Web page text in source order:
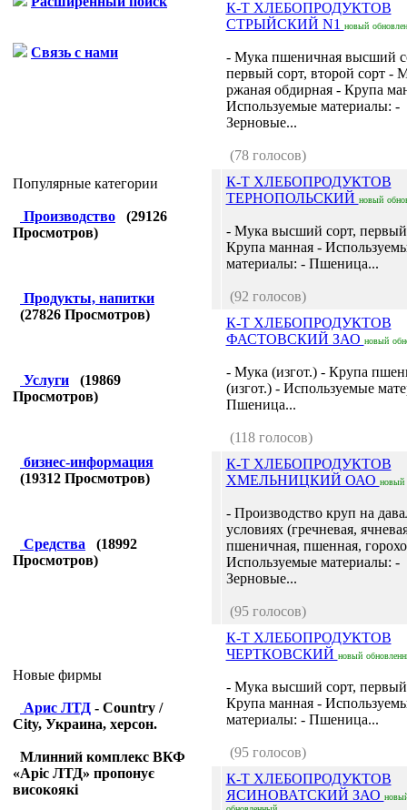
Связь с нами
Популярные категории
Производство (29126
Просмотров)
Продукты, напитки
(27826 Просмотров)
Услуги (19869
Просмотров)
бизнес-информация
(19312 Просмотров)
Средства (18992
Просмотров)
Новые фирмы
Арис ЛТД - Country /
City, Украина, херсон.
Млинний комплекс ВКФ
«Аріс ЛТД» пропонує
високоякі
К-Т ХЛЕБОПРОДУКТОВ
СТРЫЙСКИЙ N1
новый
- Мука пшеничная высший
первый сорт, второй сорт -
ржаная обдирная - Крупа
Используемые материалы: -
Зерновые...
(78 голосов)
К-Т ХЛЕБОПРОДУКТОВ
ТЕРНОПОЛЬСКИЙ новый
- Мука высший сорт, первый
Крупа манная -
материалы: - Пшеница...
(92 голосов)
К-Т ХЛЕБОПРОДУКТОВ
ФАСТОВСКИЙ ЗАО новый
- Мука (изгот.) - Крупа
(изгот.) - Используемые
Пшеница...
(118 голосов)
К-Т ХЛЕБОПРОДУКТОВ
ХМЕЛЬНИЦКИЙ ОАО новый
- Производство круп на
условиях (гречневая,
пшеничная, пшенная,
Используемые материалы: -
Зерновые...
(95 голосов)
К-Т ХЛЕБОПРОДУКТОВ
ЧЕРТКОВСКИЙ новый
- Мука высший сорт, первый
Крупа манная -
материалы: - Пшеница...
(95 голосов)
К-Т ХЛЕБОПРОДУКТОВ
ЯСИНОВАТСКИЙ ЗАО